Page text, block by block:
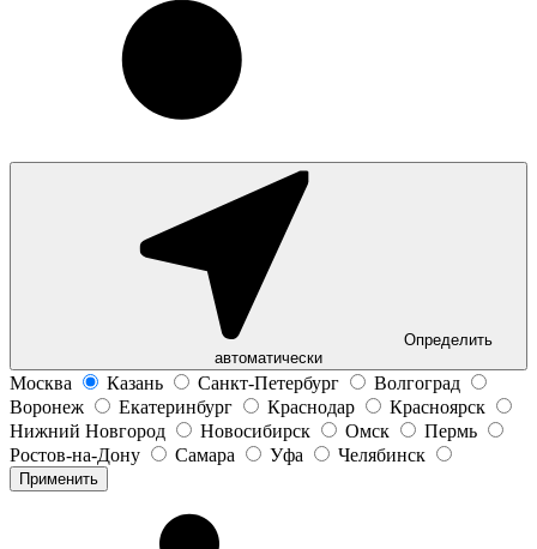
Определить
автоматически
Москва Казань Санкт-Петербург
Волгоград
Воронеж
Екатеринбург Краснодар
Красноярск
Нижний Новгород
Новосибирск Омск
Пермь
Ростов-на-Дону
Самара Уфа Челябинск
Применить